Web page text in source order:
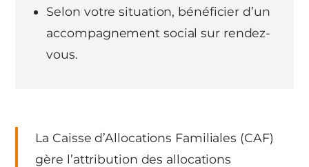
La Caisse d’Allocations Familiales (CAF)
gère l’attribution des allocations
Selon votre situation, bénéficier d’un
accompagnement social sur rendez-
vous.